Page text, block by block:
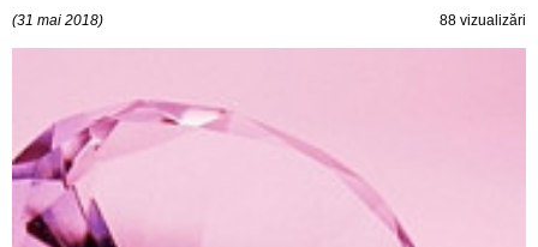
(31 mai 2018) 88 vizualizări